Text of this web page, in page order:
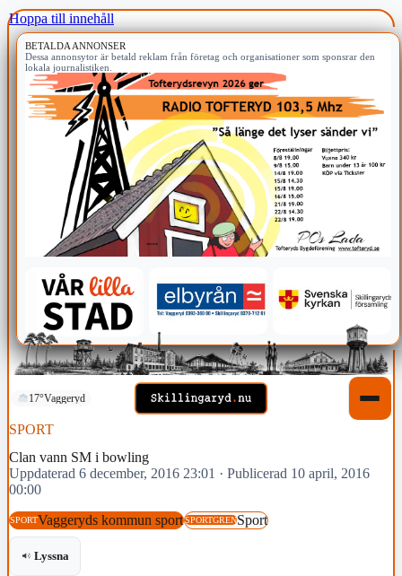
Hoppa till innehåll
BETALDA ANNONSER
Dessa annonsytor är betald reklam från företag och organisationer som sponsrar den
lokala journalistiken.
17°Vaggeryd
SPORT
Clan vann SM i bowling
Uppdaterad 6 december, 2016 23:01 · Publicerad 10 april, 2016
00:00
SPORTVaggeryds kommun sportSPORTGRENSport
Lyssna